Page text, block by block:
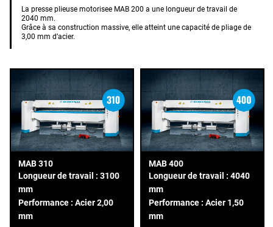
La presse plieuse motorisee MAB 200 a une longueur de travail de
2040 mm.
Grâce à sa construction massive, elle atteint une capacité de pliage de
3,00 mm d’acier.
MAB 310
Longueur de travail : 3100
mm
Performance : Acier 2,00
mm
MAB 400
Longueur de travail : 4040
mm
Performance : Acier 1,50
mm